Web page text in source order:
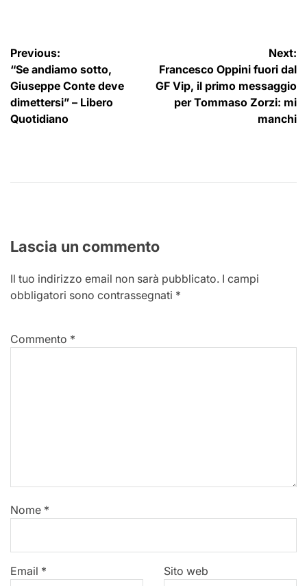
Navigazione
articoli
Previous:
“Se andiamo sotto,
Giuseppe Conte deve
dimettersi” – Libero
Quotidiano
Next:
Francesco Oppini fuori dal
GF Vip, il primo messaggio
per Tommaso Zorzi: mi
manchi
Lascia un commento
Il tuo indirizzo email non sarà pubblicato. I campi
obbligatori sono contrassegnati *
Commento *
Nome *
Email * Sito web